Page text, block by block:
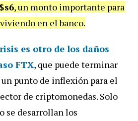
, un monto importante para
en el banco.
es otro de los daños
FTX, que puede terminar
punto de inflexión para el
de criptomonedas. Solo
se desarrollan los